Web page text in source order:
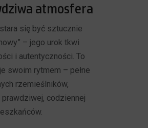
atmosfera
się być sztucznie
– jego urok tkwi
i autentyczności. To
swoim rytmem – pełne
rzemieślników,
codziennej